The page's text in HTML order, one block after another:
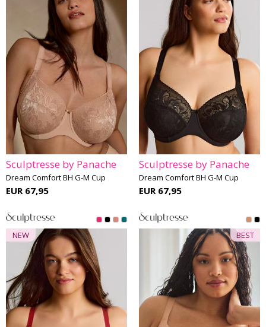
Sculptresse by Panache
Dream Comfort BH G-M Cup
EUR 67,95
Sculptresse by Panache
Dream Comfort BH G-M Cup
EUR 67,95
NEW BEST